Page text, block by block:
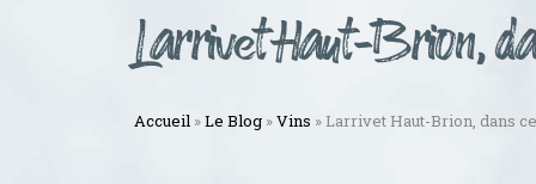
Larrivet Haut-Brion,
Accueil »Le Blog »Vins » Larrivet Haut-Brion, dans